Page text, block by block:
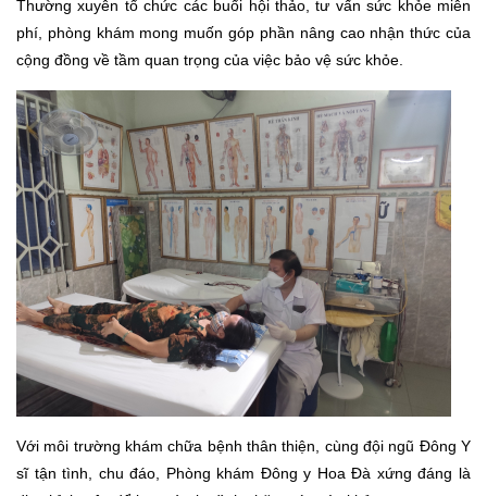
Thường xuyên tổ chức các buổi hội thảo, tư vấn sức khỏe miễn
phí, phòng khám mong muốn góp phần nâng cao nhận thức của
cộng đồng về tầm quan trọng của việc bảo vệ sức khỏe.
Với môi trường khám chữa bệnh thân thiện, cùng đội ngũ Đông Y
sĩ tận tình, chu đáo, Phòng khám Đông y Hoa Đà xứng đáng là